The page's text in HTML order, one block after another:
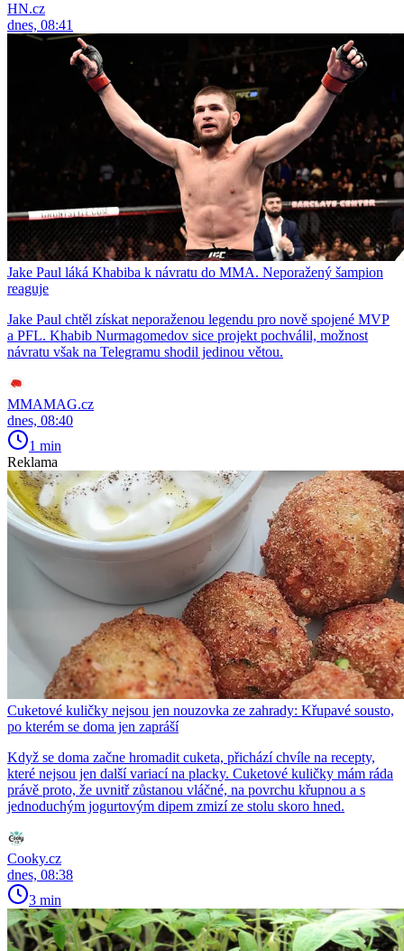
HN.cz
dnes, 08:41
Jake Paul láká Khabiba k návratu do MMA. Neporažený šampion
reaguje
Jake Paul chtěl získat neporaženou legendu pro nově spojené MVP
a PFL. Khabib Nurmagomedov sice projekt pochválil, možnost
návratu však na Telegramu shodil jedinou větou.
MMAMAG.cz
dnes, 08:40
1 min
Reklama
Cuketové kuličky nejsou jen nouzovka ze zahrady: Křupavé sousto,
po kterém se doma jen zapráší
Když se doma začne hromadit cuketa, přichází chvíle na recepty,
které nejsou jen další variací na placky. Cuketové kuličky mám ráda
právě proto, že uvnitř zůstanou vláčné, na povrchu křupnou a s
jednoduchým jogurtovým dipem zmizí ze stolu skoro hned.
Cooky.cz
dnes, 08:38
3 min